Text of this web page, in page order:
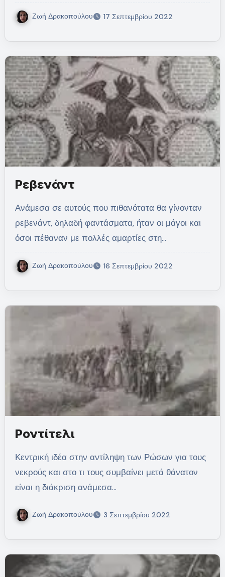
Ζωή Δρακοπούλου 17 Σεπτεμβρίου 2022
Ρεβενάντ
Ανάμεσα σε αυτούς που πιθανότατα θα γίνονταν
ρεβενάντ, δηλαδή φαντάσματα, ήταν οι μάγοι και
όσοι πέθαναν με πολλές αμαρτίες στη…
Ζωή Δρακοπούλου 16 Σεπτεμβρίου 2022
Ροντίτελι
Κεντρική ιδέα στην αντίληψη των Ρώσων για τους
νεκρούς και στο τι τους συμβαίνει μετά θάνατον
είναι η διάκριση ανάμεσα…
Ζωή Δρακοπούλου 3 Σεπτεμβρίου 2022